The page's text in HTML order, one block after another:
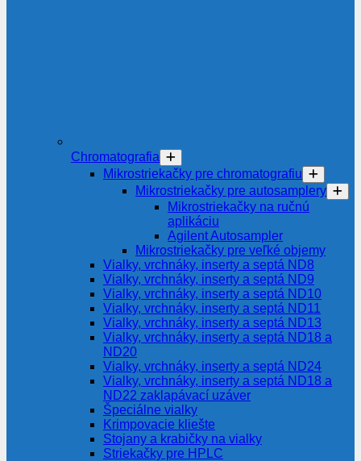
Chromatografia
Mikrostriekačky pre chromatografiu
Mikrostriekačky pre autosamplery
Mikrostriekačky na ručnú
aplikáciu
Agilent Autosampler
Mikrostriekačky pre veľké objemy
Vialky, vrchnáky, inserty a septá ND8
Vialky, vrchnáky, inserty a septá ND9
Vialky, vrchnáky, inserty a septá ND10
Vialky, vrchnáky, inserty a septá ND11
Vialky, vrchnáky, inserty a septá ND13
Vialky, vrchnáky, inserty a septá ND18 a
ND20
Vialky, vrchnáky, inserty a septá ND24
Vialky, vrchnáky, inserty a septá ND18 a
ND22 zaklapávací uzáver
Špeciálne vialky
Krimpovacie kliešte
Stojany a krabičky na vialky
Striekačky pre HPLC